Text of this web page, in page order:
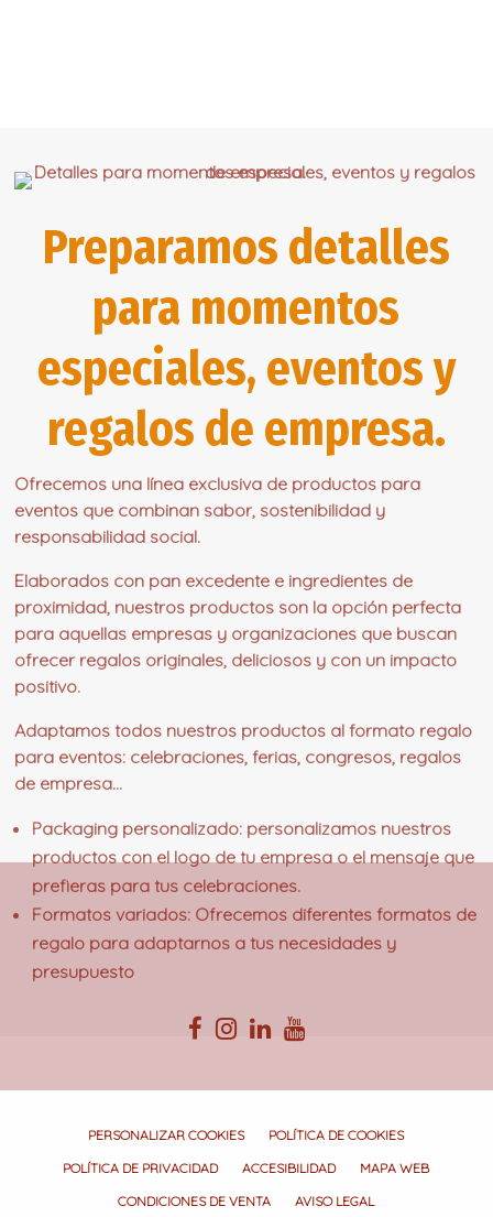
Preparamos detalles
para momentos
especiales, eventos y
regalos de empresa.
Ofrecemos una línea exclusiva de productos para
eventos que combinan sabor, sostenibilidad y
responsabilidad social.
Elaborados con pan excedente e ingredientes de
proximidad, nuestros productos son la opción perfecta
para aquellas empresas y organizaciones que buscan
ofrecer regalos originales, deliciosos y con un impacto
positivo.
Adaptamos todos nuestros productos al formato regalo
para eventos: celebraciones, ferias, congresos, regalos
de empresa...
Packaging personalizado: personalizamos nuestros
productos con el logo de tu empresa o el mensaje que
prefieras para tus celebraciones.
Formatos variados: Ofrecemos diferentes formatos de
regalo para adaptarnos a tus necesidades y
presupuesto
PERSONALIZAR COOKIES
POLÍTICA DE COOKIES
POLÍTICA DE PRIVACIDAD
ACCESIBILIDAD
MAPA WEB
CONDICIONES DE VENTA
AVISO LEGAL